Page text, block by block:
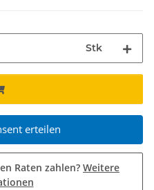
Stk
erteilen
Raten zahlen? Weitere